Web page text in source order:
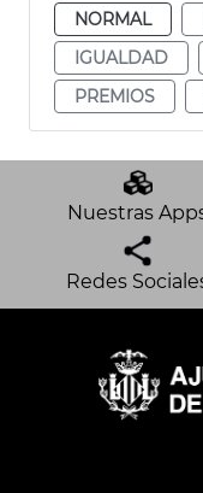
NORMAL
IGUALDAD
PREMIOS
Nuestras
Redes